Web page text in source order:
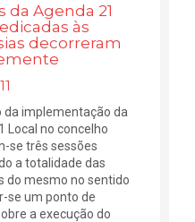
da Agenda 21
às
decorreram
da implementação da
Local no concelho
se três sessões
a totalidade das
do mesmo no sentido
se um ponto de
a execução do